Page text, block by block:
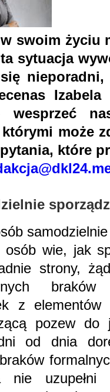
swoim życiu
sytuacja
nieporadni,
wesprzeć
może
które
wie, jak
strony,
z
pozew
od dnia
nie uzupełni